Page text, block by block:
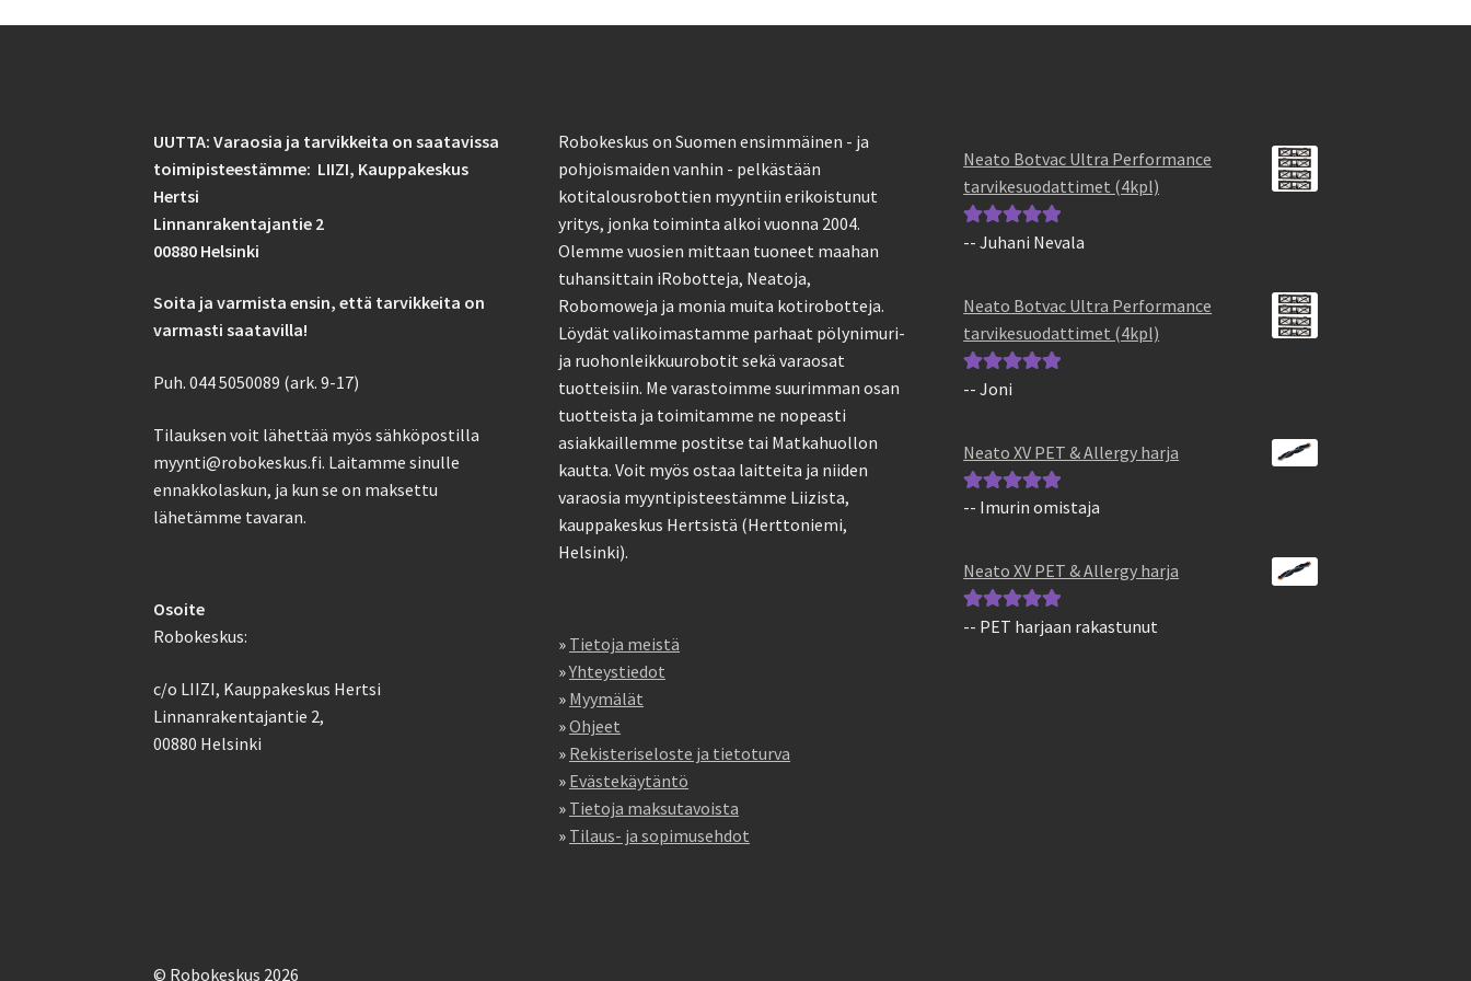
UUTTA: Varaosia ja tarvikkeita on saatavissa
toimipisteestämme: LIIZI, Kauppakeskus
Hertsi
Linnanrakentajantie 2
00880 Helsinki
Soita ja varmista ensin, että tarvikkeita on
varmasti saatavilla!
Puh. 044 5050089 (ark. 9-17)
Tilauksen voit lähettää myös sähköpostilla
myynti@robokeskus.fi. Laitamme sinulle
ennakkolaskun, ja kun se on maksettu
lähetämme tavaran.
Osoite
Robokeskus:
c/o LIIZI, Kauppakeskus Hertsi
Linnanrakentajantie 2,
00880 Helsinki
Robokeskus on Suomen ensimmäinen - ja
pohjoismaiden vanhin - pelkästään
kotitalousrobottien myyntiin erikoistunut
yritys, jonka toiminta alkoi vuonna 2004.
Olemme vuosien mittaan tuoneet maahan
tuhansittain iRobotteja, Neatoja,
Robomoweja ja monia muita kotirobotteja.
Löydät valikoimastamme parhaat pölynimuri-
ja ruohonleikkuurobotit sekä varaosat
tuotteisiin. Me varastoimme suurimman osan
tuotteista ja toimitamme ne nopeasti
asiakkaillemme postitse tai Matkahuollon
kautta. Voit myös ostaa laitteita ja niiden
varaosia myyntipisteestämme Liizista,
kauppakeskus Hertsistä (Herttoniemi,
Helsinki).
» Tietoja meistä
»Yhteystiedot
» Myymälät
»Ohjeet
» Rekisteriseloste ja tietoturva
» Evästekäytäntö
» Tietoja maksutavoista
» Tilaus- ja sopimusehdot
Neato Botvac Ultra Performance
tarvikesuodattimet (4kpl)
Arvostelu
-- Juhani Nevala
Neato Botvac Ultra Performance
tarvikesuodattimet (4kpl)
Arvostelu
-- Joni
Neato XV PET & Allergy harja
Arvostelu
-- Imurin omistaja
Neato XV PET & Allergy harja
Arvostelu
-- PET harjaan rakastunut
© Robokeskus 2026